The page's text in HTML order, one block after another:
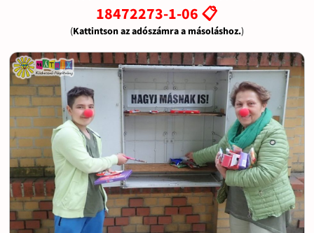
18472273-1-06 📋
(Kattintson az adószámra a másoláshoz.)